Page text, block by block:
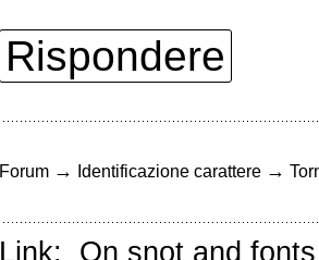
Rispondere
Forum → Identificazione carattere →
Link: On snot and fonts